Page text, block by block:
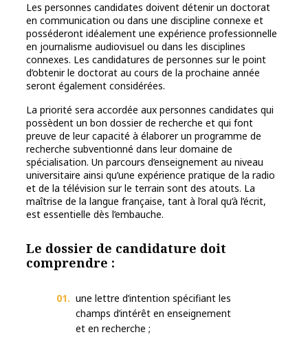
Les personnes candidates doivent détenir un doctorat
en communication ou dans une discipline connexe et
posséderont idéalement une expérience professionnelle
en journalisme audiovisuel ou dans les disciplines
connexes. Les candidatures de personnes sur le point
d’obtenir le doctorat au cours de la prochaine année
seront également considérées.
La priorité sera accordée aux personnes candidates qui
possèdent un bon dossier de recherche et qui font
preuve de leur capacité à élaborer un programme de
recherche subventionné dans leur domaine de
spécialisation. Un parcours d’enseignement au niveau
universitaire ainsi qu’une expérience pratique de la radio
et de la télévision sur le terrain sont des atouts. La
maîtrise de la langue française, tant à l’oral qu’à l’écrit,
est essentielle dès l’embauche.
Le dossier de candidature doit
comprendre :
une lettre d’intention spécifiant les
champs d’intérêt en enseignement
et en recherche ;